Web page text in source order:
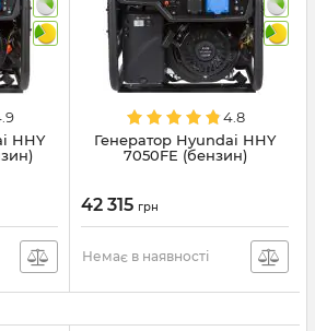
HHY
4.8
Генератор Hyundai HHY
7050FЕ (бензин)
42 315 грн
Немає в наявності